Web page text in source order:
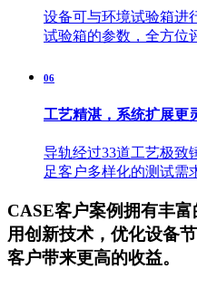
设备可与环境试验箱进
试验箱的参数，全方位
06
工艺精湛，系统扩展更
导轨经过33道工艺极致
足客户多样化的测试需
CASE客户案例拥有丰富
用创新技术，优化设备
客户带来更高的收益。